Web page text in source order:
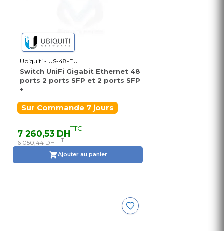
Ubiquiti - US-48-EU
Switch UniFi Gigabit Ethernet 48
ports 2 ports SFP et 2 ports SFP
+
Sur Commande 7 jours
7 260,53 DHTTC
6 050,44 DH HT
Ajouter au panier